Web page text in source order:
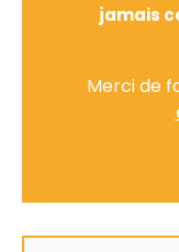
jamais
Merci de